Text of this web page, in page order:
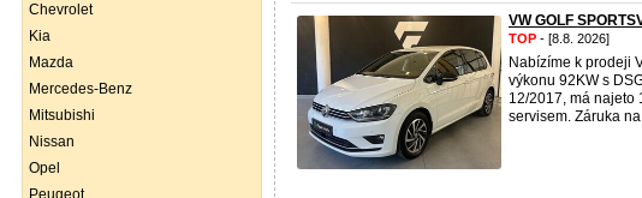
Chevrolet
Kia
Mazda
Mercedes-Benz
Mitsubishi
Nissan
Opel
Peugeot
VW GOLF
TOP - [8.8. 2026]
Nabízíme k prodeji
výkonu 92KW s
12/2017, má najeto
servisem. Záruka